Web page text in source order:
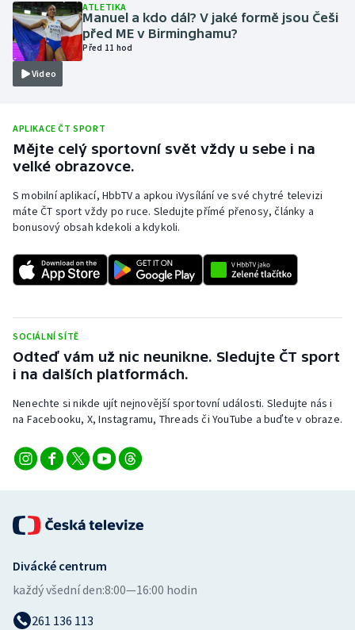
Parasport
Plavání
Ragby
Rychlobruslení
Rychlostní kanoistika
Sportovní střelba
Stolní tenis
Triatlon
Veslování
Volejbal
Video
ATLETIKA
Manuel a kdo dál? V jaké formě jsou Češi
před ME v Birminghamu?
Před 11 hod
APLIKACE ČT SPORT
Mějte celý sportovní svět vždy u sebe i na
velké obrazovce.
S mobilní aplikací, HbbTV a apkou iVysílání ve své chytré televizi
máte ČT sport vždy po ruce. Sledujte přímé přenosy, články a
bonusový obsah kdekoli a kdykoli.
SOCIÁLNÍ SÍTĚ
Odteď vám už nic neunikne. Sledujte ČT sport
i na dalších platformách.
Nenechte si nikde ujít nejnovější sportovní události. Sledujte nás i
na Facebooku, X, Instagramu, Threads či YouTube a buďte v obraze.
Divácké centrum
každý všední den:8:00—16:00 hodin
261 136 113